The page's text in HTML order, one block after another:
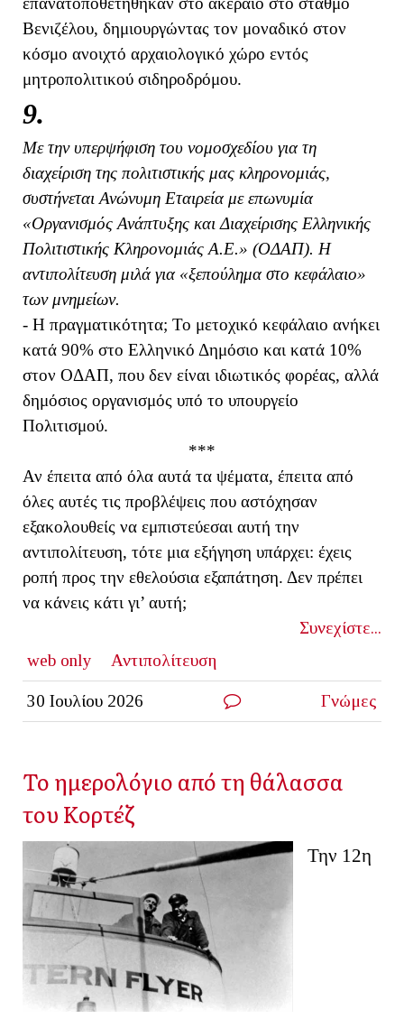
Βενιζέλου, δημιουργώντας τον μοναδικό στον
κόσμο ανοιχτό αρχαιολογικό χώρο εντός
μητροπολιτικού σιδηροδρόμου.
9.
Με την υπερψήφιση του νομοσχεδίου για τη
διαχείριση της πολιτιστικής μας κληρονομιάς,
συστήνεται Ανώνυμη Εταιρεία με επωνυμία
«Οργανισμός Ανάπτυξης και Διαχείρισης Ελληνικής
Πολιτιστικής Κληρονομιάς Α.Ε.» (ΟΔΑΠ). Η
αντιπολίτευση μιλά για «ξεπούλημα στο κεφάλαιο»
των μνημείων.
- Η πραγματικότητα; Το μετοχικό κεφάλαιο ανήκει
κατά 90% στο Ελληνικό Δημόσιο και κατά 10%
στον ΟΔΑΠ, που δεν είναι ιδιωτικός φορέας, αλλά
δημόσιος οργανισμός υπό το υπουργείο
Πολιτισμού.
***
Αν έπειτα από όλα αυτά τα ψέματα, έπειτα από
όλες αυτές τις προβλέψεις που αστόχησαν
εξακολουθείς να εμπιστεύεσαι αυτή την
αντιπολίτευση, τότε μια εξήγηση υπάρχει: έχεις
ροπή προς την εθελούσια εξαπάτηση. Δεν πρέπει
να κάνεις κάτι γι’ αυτή;
Συνεχίστε...
web only
Αντιπολίτευση
30 Ιουλίου 2026 Γνώμες
Το ημερολόγιο από τη θάλασσα
του Κορτέζ
Την 12η